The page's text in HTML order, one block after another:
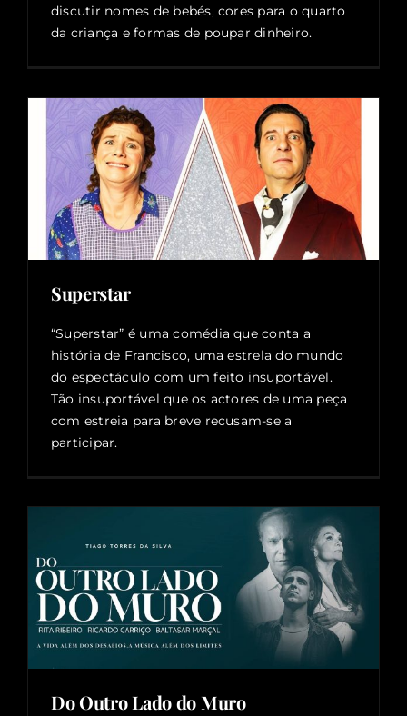
discutir nomes de bebés, cores para o quarto
da criança e formas de poupar dinheiro.
Superstar
“Superstar” é uma comédia que conta a
história de Francisco, uma estrela do mundo
do espectáculo com um feito insuportável.
Tão insuportável que os actores de uma peça
com estreia para breve recusam-se a
participar.
Do Outro Lado do Muro